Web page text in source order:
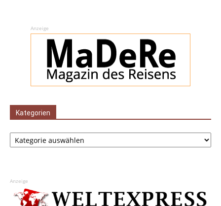
Anzeige
Kategorien
Kategorien
Anzeige